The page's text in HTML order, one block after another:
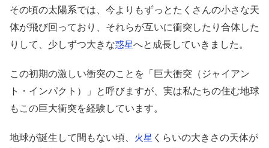
その頃の太陽系では、今よりもずっとたくさんの小さな天
体が飛び回っており、それらが互いに衝突したり合体した
りして、少しずつ大きな惑星へと成長していきました。
この初期の激しい衝突のことを「巨大衝突（ジャイアン
ト・インパクト）」と呼びますが、実は私たちの住む地球
もこの巨大衝突を経験しています。
地球が誕生して間もない頃、 火星 くらいの大きさの天体が